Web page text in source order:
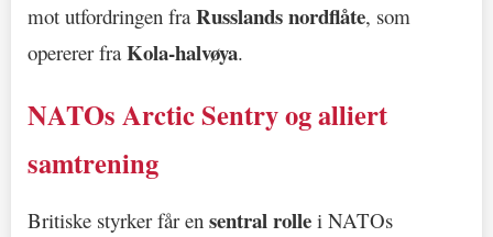
mot utfordringen fraRusslands nordflåte, som
opererer fraKola-halvøya.
NATOs Arctic Sentry og alliert
samtrening
Britiske styrker får en sentral rolle i NATOs